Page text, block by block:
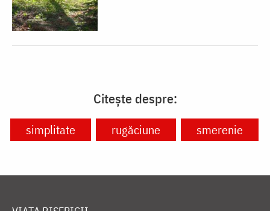
Citește despre:
simplitate rugăciune smerenie